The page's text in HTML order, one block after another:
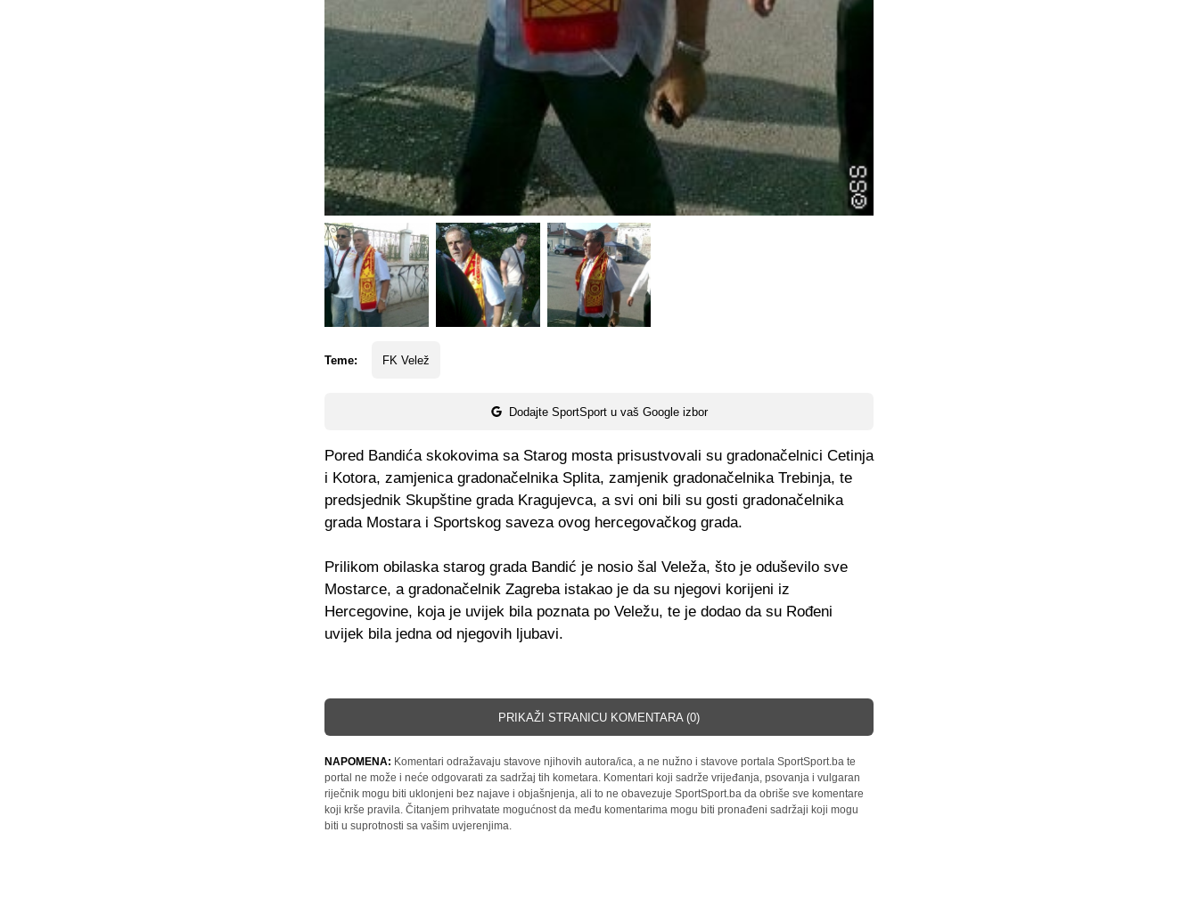
Teme: FK Velež
Dodajte SportSport u vaš Google izbor
Pored Bandića skokovima sa Starog mosta prisustvovali su gradonačelnici Cetinja
i Kotora, zamjenica gradonačelnika Splita, zamjenik gradonačelnika Trebinja, te
predsjednik Skupštine grada Kragujevca, a svi oni bili su gosti gradonačelnika
grada Mostara i Sportskog saveza ovog hercegovačkog grada.
Prilikom obilaska starog grada Bandić je nosio šal Veleža, što je oduševilo sve
Mostarce, a gradonačelnik Zagreba istakao je da su njegovi korijeni iz
Hercegovine, koja je uvijek bila poznata po Veležu, te je dodao da su Rođeni
uvijek bila jedna od njegovih ljubavi.
PRIKAŽI STRANICU KOMENTARA (0)
NAPOMENA: Komentari odražavaju stavove njihovih autora/ica, a ne nužno i stavove portala SportSport.ba te
portal ne može i neće odgovarati za sadržaj tih kometara. Komentari koji sadrže vrijeđanja, psovanja i vulgaran
riječnik mogu biti uklonjeni bez najave i objašnjenja, ali to ne obavezuje SportSport.ba da obriše sve komentare
koji krše pravila. Čitanjem prihvatate mogućnost da među komentarima mogu biti pronađeni sadržaji koji mogu
biti u suprotnosti sa vašim uvjerenjima.